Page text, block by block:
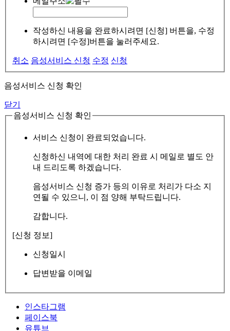
작성하신 내용을 완료하시려면 [신청] 버튼을, 수정
하시려면 [수정]버튼을 눌러주세요.
취소 음성서비스 신청 수정 신청
음성서비스 신청 확인
닫기
음성서비스 신청 확인
서비스 신청이 완료되었습니다.
신청하신 내역에 대한 처리 완료 시 메일로 별도 안
내 드리도록 하겠습니다.
음성서비스 신청 증가 등의 이유로 처리가 다소 지
연될 수 있으니, 이 점 양해 부탁드립니다.
감합니다.
[신청 정보]
신청일시
답변받을 이메일
인스타그램
페이스북
유튜브